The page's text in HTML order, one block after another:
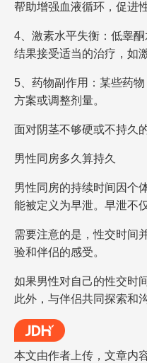
帮助增强血液循环，促进
4、激素水平失衡：低睾
结果接受适当的治疗，如
5、药物副作用：某些药
方案或调整剂量。
面对阴茎不够硬或不持久
男性同房多久算持久
男性同房的持续时间因个
能被定义为早泄。早泄不
需要注意的是，性交时间
验和伴侣的感受。
如果男性对自己的性交时
此外，与伴侣共同探索和
本文由作者上传，文章内